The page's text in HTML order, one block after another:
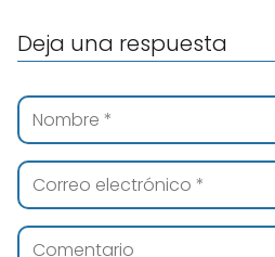
Deja una respuesta